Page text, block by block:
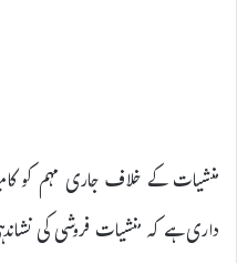
منشیات کے خلاف جاری مہم کو
داری ہے کہ منشیات فروشی کی